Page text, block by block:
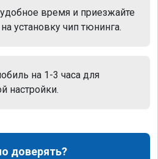
время и приезжайте
установку чип тюнинга.
на 1-3 часа для
настройки.
доверять?